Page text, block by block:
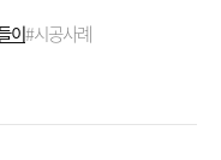
이#시공사례